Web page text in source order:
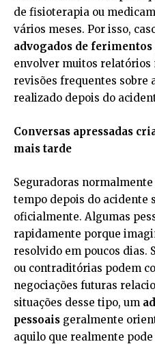
de fisioterapia ou
vários meses. Por isso,
advogados de ferimentos
envolver muitos relatórios
revisões frequentes sobre
realizado depois do
Conversas apressadas
mais tarde
Seguradoras
tempo depois do acidente
oficialmente. Algumas
rapidamente porque
resolvido em poucos dias.
ou contraditórias podem
negociações futuras
situações desse tipo, um
pessoais geralmente
aquilo que realmente